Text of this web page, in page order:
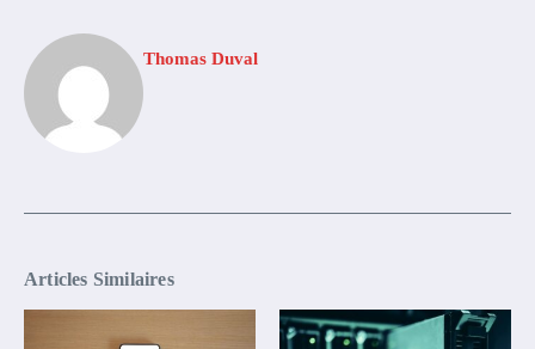
Thomas Duval
Articles Similaires